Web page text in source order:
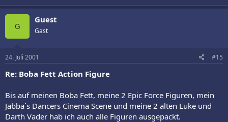
G
Guest
Gast
24. Juli 2001 #15
Re: Boba Fett Action Figure
Bis auf meinen Boba Fett, meine 2 Epic Force Figuren, mein
Jabba`s Dancers Cinema Scene und meine 2 alten Luke und
Darth Vader hab ich auch alle Figuren ausgepackt.